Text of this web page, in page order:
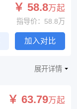
￥ 58.8万起
指导价：58.8万
加入对比
展开详情
￥ 63.79万起